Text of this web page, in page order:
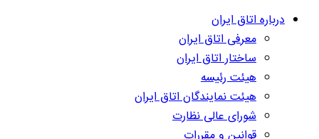
درباره اتاق ایران
معرفی اتاق ایران
ساختار اتاق ایران
هیئت رئیسه
هیئت نمایندگان اتاق ایران
شورای عالی نظارت